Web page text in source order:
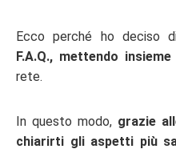
Ecco perché ho deciso
F.A.Q., mettendo
rete.
In questo modo, grazie
chiarirti gli aspetti più